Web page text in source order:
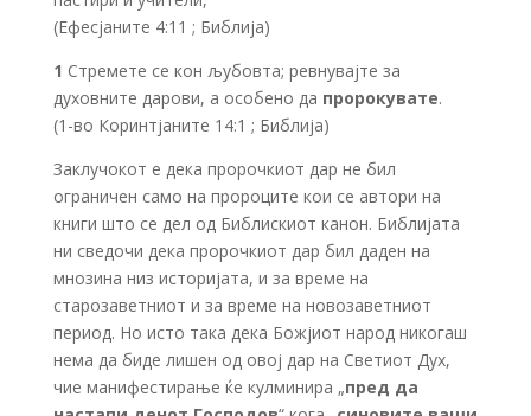
(Ефесјаните 4:11 ; Библија)
1 Стремете се кон љубовта; ревнувајте за
духовните дарови, а особено да пророкувате.
(1-во Коринтјаните 14:1 ; Библија)
Заклучокот е дека пророчкиот дар не бил
ограничен само на пророците кои се автори на
книги што се дел од Библискиот канон. Библијата
ни сведочи дека пророчкиот дар бил даден на
мнозина низ историјата, и за време на
старозаветниот и за време на новозаветниот
период. Но исто така дека Божјиот народ никогаш
нема да биде лишен од овој дар на Светиот Дух,
чие манифестирање ќе кулминира „пред да